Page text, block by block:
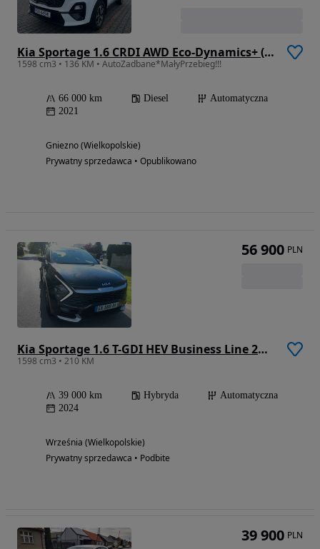
Kia Sportage 1.6 CRDI AWD Eco-Dynamics+ (48V M-H) DCT Black Edition
1598 cm3 • 136 KM • AutoZadbane*MałyPrzebieg!!!
66 000 km Diesel
Automatyczna
2021
Gniezno (Wielkopolskie)
Prywatny sprzedawca • Opublikowano
Kia Sportage 1.6 T-GDI HEV Business Line 2WD
1598 cm3 • 210 KM
39 000 km Hybryda
Automatyczna
2024
Września (Wielkopolskie)
Prywatny sprzedawca • Podbite
56 900 PLN
39 900 PLN